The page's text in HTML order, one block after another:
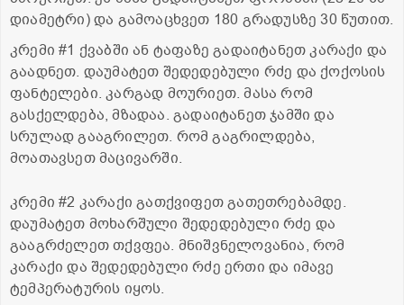
დიამეტრი) და გამოაცხვეთ 180 გრადუსზე 30 წუთით.
კრემი #1 ქვაბში ან ტაფაზე გადაიტანეთ კარაქი და
გაადნეთ. დაუმატეთ შედედებული რძე და ქოქოსის
ფანტელები. კარგად მოურიეთ. მასა რომ
გასქელდება, მზადაა. გადაიტანეთ ჯამში და
სრულად გააგრილეთ. რომ გაგრილდება,
მოათავსეთ მაცივარში.
კრემი #2 კარაქი გათქვიფეთ გათეთრებამდე.
დაუმატეთ მოხარშული შედედებული რძე და
გააგრძელეთ თქვფეა. მნიშვნელოვანია, რომ
კარაქი და შედედებული რძე ერთი და იმავე
ტემპერატურის იყოს.